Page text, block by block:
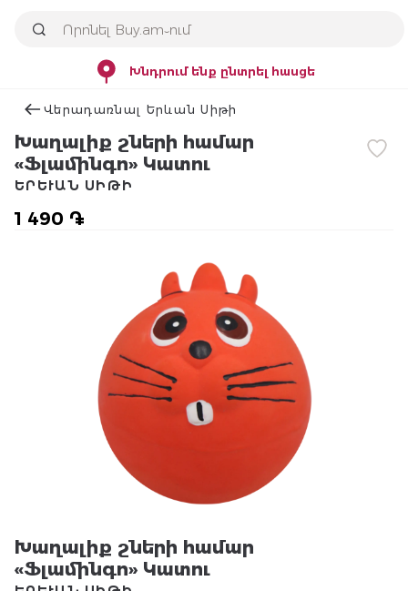
Խնդրում ենք ընտրել հասցե
Վերադառնալ Երևան Սիթի
Խաղալիք շների համար
«Ֆլամինգո» Կատու
1 490 ֏
ԵՐԵՒԱՆ ՍԻԹԻ
Խաղալիք շների համար
«Ֆլամինգո» Կատու